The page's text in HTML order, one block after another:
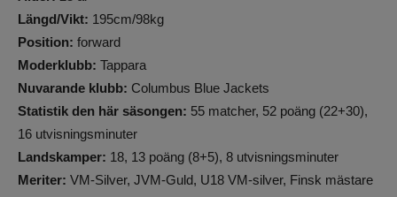
Längd/Vikt: 195cm/98kg
Position: forward
Moderklubb: Tappara
Nuvarande klubb: Columbus Blue Jackets
Statistik den här säsongen: 55 matcher, 52 poäng (22+30),
16 utvisningsminuter
Landskamper: 18, 13 poäng (8+5), 8 utvisningsminuter
Meriter: VM-Silver, JVM-Guld, U18 VM-silver, Finsk mästare